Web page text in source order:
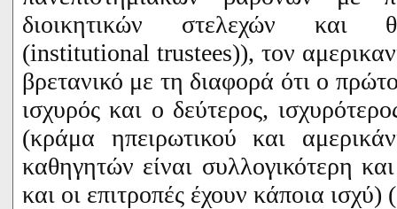
διοικητικών στελεχών και
(institutional trustees)), τον
βρετανικό με τη διαφορά ότι ο
ισχυρός και ο δεύτερος,
(κράμα ηπειρωτικού και
καθηγητών είναι συλλογικότερη
και οι επιτροπές έχουν κάποια